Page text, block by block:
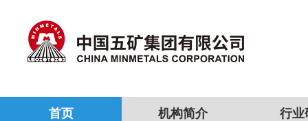
首页 机构简介 行业